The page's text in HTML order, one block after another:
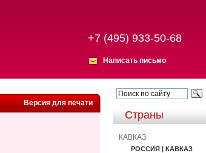
+7 (495) 933-50-68
Написать письмо
Версия для печати
Страны
КАВКАЗ
РОССИЯ | КАВКАЗ